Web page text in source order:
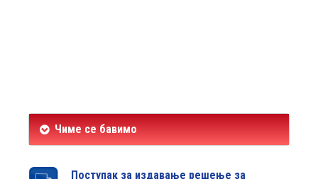
Чиме се бавимо
Поступак за издавање решење за